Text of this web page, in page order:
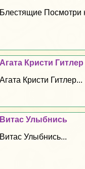
Блестящие Посмотри
Агата Кристи Гитлер
Агата Кристи Гитлер...
Витас Улыбнись
Витас Улыбнись...